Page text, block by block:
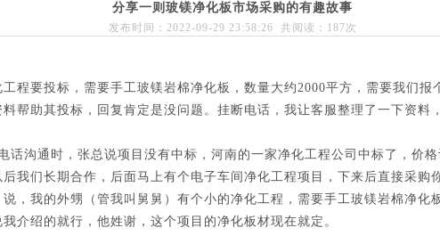
分享一则玻镁净化板市场采购的有趣故事
发布时间：2022-09-29 23:58:26 共阅读： 187次
程要投标，需要手工玻镁岩棉净化板，数量大约2000平方，需要我们报
帮助其投标，回复肯定是没问题。挂断电话，我让客服整理了一下资料
话沟通时，张总说项目没有中标，河南的一家净化工程公司中标了，价
我们长期合作，后面马上有个电子车间净化工程项目，下来后直接采购
，我的外甥（管我叫舅舅）有个小的净化工程，需要手工玻镁岩棉净化
介绍的就行，他姓谢，这个项目的净化板材现在就定。